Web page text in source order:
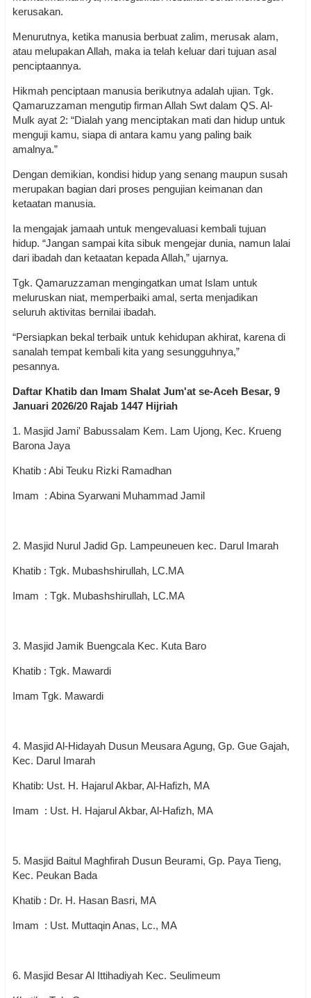
kerusakan.
Menurutnya, ketika manusia berbuat zalim, merusak alam,
atau melupakan Allah, maka ia telah keluar dari tujuan asal
penciptaannya.
Hikmah penciptaan manusia berikutnya adalah ujian. Tgk.
Qamaruzzaman mengutip firman Allah Swt dalam QS. Al-
Mulk ayat 2: “Dialah yang menciptakan mati dan hidup untuk
menguji kamu, siapa di antara kamu yang paling baik
amalnya.”
Dengan demikian, kondisi hidup yang senang maupun susah
merupakan bagian dari proses pengujian keimanan dan
ketaatan manusia.
Ia mengajak jamaah untuk mengevaluasi kembali tujuan
hidup. “Jangan sampai kita sibuk mengejar dunia, namun lalai
dari ibadah dan ketaatan kepada Allah,” ujarnya.
Tgk. Qamaruzzaman mengingatkan umat Islam untuk
meluruskan niat, memperbaiki amal, serta menjadikan
seluruh aktivitas bernilai ibadah.
“Persiapkan bekal terbaik untuk kehidupan akhirat, karena di
sanalah tempat kembali kita yang sesungguhnya,”
pesannya.
Daftar Khatib dan Imam Shalat Jum'at se-Aceh Besar, 9
Januari 2026/20 Rajab 1447 Hijriah
1. Masjid Jami' Babussalam Kem. Lam Ujong, Kec. Krueng
Barona Jaya
Khatib : Abi Teuku Rizki Ramadhan
Imam : Abina Syarwani Muhammad Jamil
2. Masjid Nurul Jadid Gp. Lampeuneuen kec. Darul Imarah
Khatib : Tgk. Mubashshirullah, LC.MA
Imam : Tgk. Mubashshirullah, LC.MA
3. Masjid Jamik Buengcala Kec. Kuta Baro
Khatib : Tgk. Mawardi
Imam Tgk. Mawardi
4. Masjid Al-Hidayah Dusun Meusara Agung, Gp. Gue Gajah,
Kec. Darul Imarah
Khatib: Ust. H. Hajarul Akbar, Al-Hafizh, MA
Imam : Ust. H. Hajarul Akbar, Al-Hafizh, MA
5. Masjid Baitul Maghfirah Dusun Beurami, Gp. Paya Tieng,
Kec. Peukan Bada
Khatib : Dr. H. Hasan Basri, MA
Imam : Ust. Muttaqin Anas, Lc., MA
6. Masjid Besar Al Ittihadiyah Kec. Seulimeum